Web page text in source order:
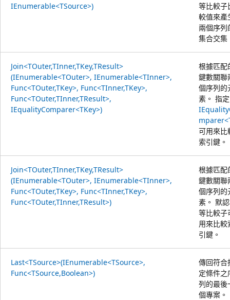
IEnumerable<TSource>)
等比較子
較值來產
兩個序列
集合交集
Join<TOuter,TInner,TKey,TResult>
(IEnumerable<TOuter>, IEnumerable<TInner>,
Func<TOuter,TKey>, Func<TInner,TKey>,
Func<TOuter,TInner,TResult>,
IEqualityComparer<TKey>)
根據匹配
鍵數關聯
個序列的
素。 指
可用來比
索引鍵。
Join<TOuter,TInner,TKey,TResult>
(IEnumerable<TOuter>, IEnumerable<TInner>,
Func<TOuter,TKey>, Func<TInner,TKey>,
Func<TOuter,TInner,TResult>)
根據匹配
鍵數關聯
個序列的
素。 默
等比較子
用來比較
引鍵。
Last<TSource>(IEnumerable<TSource>,
Func<TSource,Boolean>)
傳回符合
定條件之
列的最後
個專案。